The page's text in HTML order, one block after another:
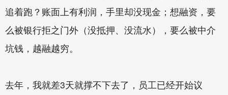
追着跑？账面上有利润，手里却没现金；想融资，要
么被银行拒之门外（没抵押、没流水），要么被中介
坑钱，越融越穷。
去年，我就差3天就撑不下去了，员工已经开始议